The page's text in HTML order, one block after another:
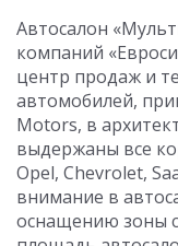
Автосалон
компаний
центр продаж и
автомобилей,
Motors, в
выдержаны все
Opel, Chevrolet,
внимание в
оснащению зоны